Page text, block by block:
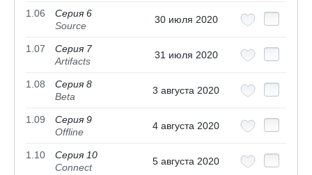
1.06
Серия 6
Source
30 июля 2020
1.07
Серия 7
Artifacts
31 июля 2020
1.08
Серия 8
Beta
3 августа 2020
1.09
Серия 9
Offline
4 августа 2020
1.10
Серия 10
Connect
5 августа 2020